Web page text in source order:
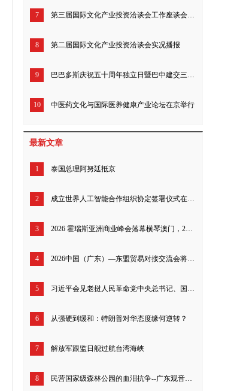
7 第三届国际文化产业投资洽谈会工作座谈会暨新闻发布会召开
8 第二届国际文化产业投资洽谈会实况播报
9 巴巴多斯庆祝五十周年独立日暨巴中建交三十九年招待会北京举行
10 中医药文化与国际医养健康产业论坛在京举行
最新文章
1 泰国总理阿努廷抵京
2 成立世界人工智能合作组织协定签署仪式在上海举行
3 2026 霍瑞斯亚洲商业峰会落幕横琴澳门，200 余全球工商领袖共探亚洲全球发展新定位
4 2026中国（广东）—东盟贸易对接交流会将于今日启幕 多维升级粤东盟经贸合作体系
5 习近平会见老挝人民革命党中央总书记、国家主席特使沙伦赛
6 从强硬到缓和：特朗普对华态度缘何逆转？
7 解放军跟监日舰过航台湾海峡
8 民营国家级森林公园的血泪抗争--广东观音山26年来究竟经历了什么？